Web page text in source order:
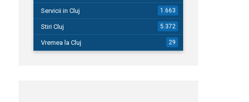
Servicii in Cluj 1.663
Stiri Cluj 5.372
Vremea la Cluj 29